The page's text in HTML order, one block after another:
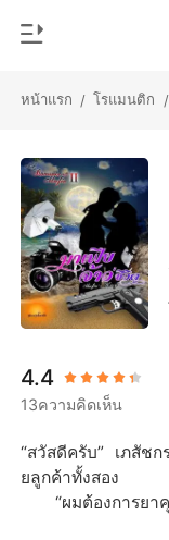
หน้าแรก / โรแมนติก /
เติมเงิน
ประวัติการอ่า
ออกจากระบ
ดาวน์โหลดแ
หมวดหมู่
สมัยใหม่
ประวัติศาสตร์
โรแมนติก
มหาเศรษฐี
เรื่องสั้นคัดสรร
4.4
13ความคิดเห็น
“สวัสดีครับ” เภสัชก
ยลูกค้าทั้งสอง
“ผมต้องการยาคุ